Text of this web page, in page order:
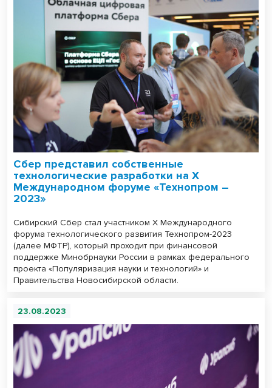
Сбер представил собственные
технологические разработки на X
Международном форуме «Технопром –
2023»
Сибирский Сбер стал участником X Международного
форума технологического развития Технопром-2023
(далее МФТР), который проходит при финансовой
поддержке Минобрнауки России в рамках федерального
проекта «Популяризация науки и технологий» и
Правительства Новосибирской области.
23.08.2023